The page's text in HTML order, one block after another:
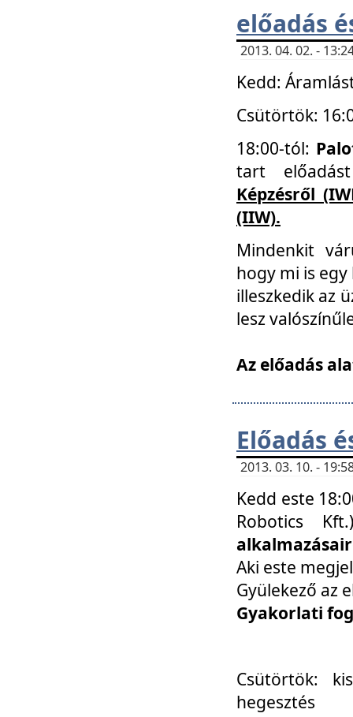
előadás
2013. 04. 02. -
Kedd:
Csütörtök:
18:00-tól:
tart
Képzésről
(IIW).
Mindenkit
hogy mi is
illeszkedik az
lesz
Az előadás
Előadás
2013. 03. 10. -
Kedd este
Robotics
Aki este
Gyülekező az
Gyakorlati
Csütörtök:
hegesztés